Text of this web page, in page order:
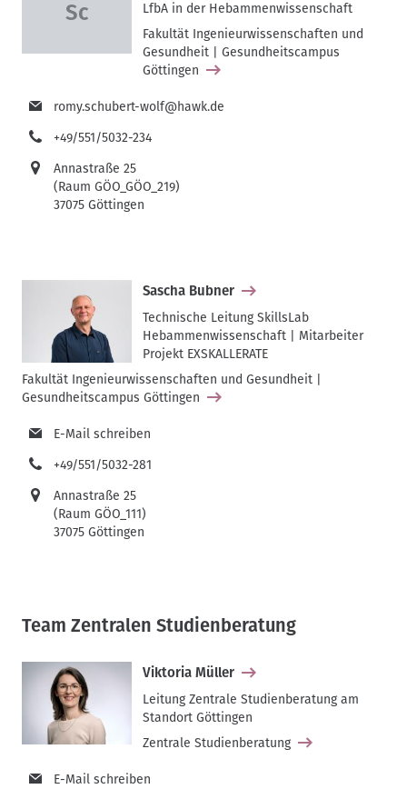
LfbA in der Hebammenwissenschaft
Fakultät Ingenieurwissenschaften und
Gesundheit | Gesundheitscampus
Göttingen
romy.schubert-wolf@hawk.de
+49/551/5032-234
Annastraße 25
(Raum GÖO_GÖO_219)
37075 Göttingen
Sascha Bubner
Technische Leitung SkillsLab
Hebammenwissenschaft | Mitarbeiter
Projekt EXSKALLERATE
Fakultät Ingenieurwissenschaften und Gesundheit |
Gesundheitscampus Göttingen
E-Mail schreiben
+49/551/5032-281
Annastraße 25
(Raum GÖO_111)
37075 Göttingen
Team Zentralen Studienberatung
Viktoria Müller
Leitung Zentrale Studienberatung am
Standort Göttingen
Zentrale Studienberatung
E-Mail schreiben